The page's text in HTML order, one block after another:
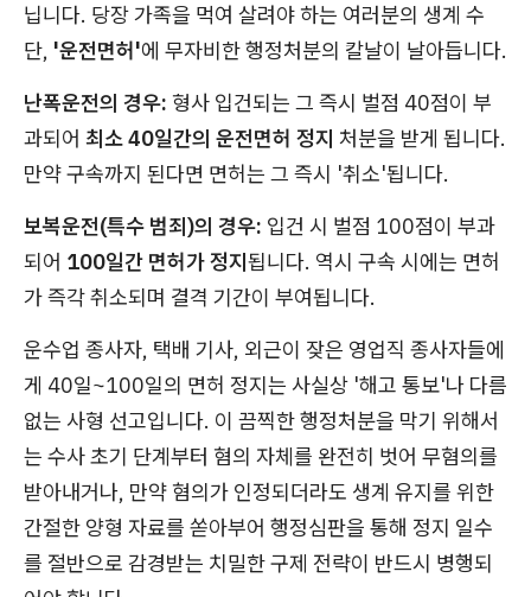
닙니다. 당장 가족을 먹여 살려야 하는 여러분의 생계 수
단, '운전면허'에 무자비한 행정처분의 칼날이 날아듭니다.
난폭운전의 경우: 형사 입건되는 그 즉시 벌점 40점이 부
과되어 최소 40일간의 운전면허 정지 처분을 받게 됩니다.
만약 구속까지 된다면 면허는 그 즉시 '취소'됩니다.
보복운전(특수 범죄)의 경우: 입건 시 벌점 100점이 부과
되어 100일간 면허가 정지됩니다. 역시 구속 시에는 면허
가 즉각 취소되며 결격 기간이 부여됩니다.
운수업 종사자, 택배 기사, 외근이 잦은 영업직 종사자들에
게 40일~100일의 면허 정지는 사실상 '해고 통보'나 다름
없는 사형 선고입니다. 이 끔찍한 행정처분을 막기 위해서
는 수사 초기 단계부터 혐의 자체를 완전히 벗어 무혐의를
받아내거나, 만약 혐의가 인정되더라도 생계 유지를 위한
간절한 양형 자료를 쏟아부어 행정심판을 통해 정지 일수
를 절반으로 감경받는 치밀한 구제 전략이 반드시 병행되